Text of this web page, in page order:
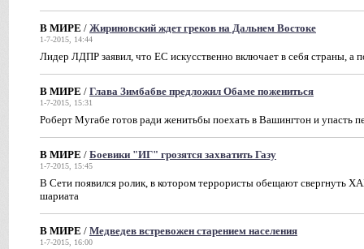
В МИРЕ / Жириновский ждет греков на Дальнем Востоке
1-7-2015, 14:44
Лидер ЛДПР заявил, что ЕС искусственно включает в себя страны, а
В МИРЕ / Глава Зимбабве предложил Обаме пожениться
1-7-2015, 15:31
Роберт Мугабе готов ради женитьбы поехать в Вашингтон и упасть
В МИРЕ / Боевики "ИГ" грозятся захватить Газу
1-7-2015, 15:45
В Сети появился ролик, в котором террористы обещают свергнуть
шариата
В МИРЕ / Медведев встревожен старением населения
1-7-2015, 16:00